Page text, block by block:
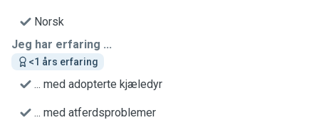
Norsk
Jeg har erfaring ...
<1 års erfaring
... med adopterte kjæledyr
... med atferdsproblemer